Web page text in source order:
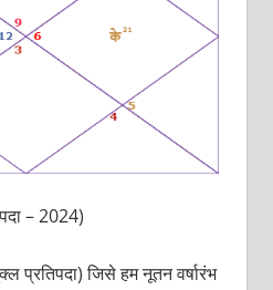
– 2024)
प्रतिपदा) जिसे हम नूतन वर्षारंभ